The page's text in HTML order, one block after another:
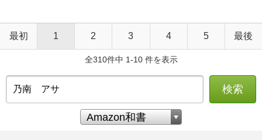
最初 1 2 3 4 5 最後
全310件中 1-10 件を表示
検索